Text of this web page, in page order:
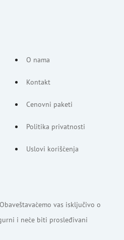
O nama
Kontakt
Cenovni paketi
Politika privatnosti
Uslovi korišćenja
vas isključivo o
i neće biti prosleđivani